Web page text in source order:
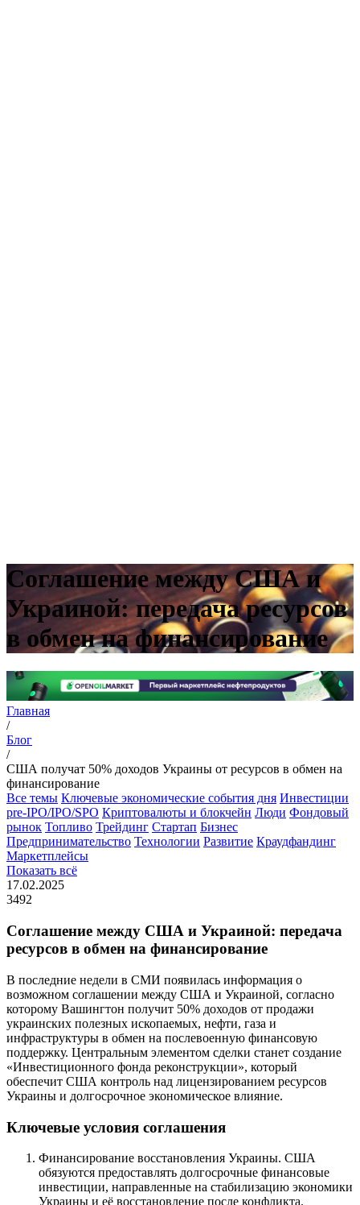
Соглашение между США и
Украиной: передача ресурсов
в обмен на финансирование
Главная
/
Блог
/
США получат 50% доходов Украины от ресурсов в обмен на
финансирование
Все темы Ключевые экономические события дня Инвестиции
pre-IPO/IPO/SPO Криптовалюты и блокчейн Люди Фондовый
рынок Топливо Трейдинг Стартап Бизнес
Предпринимательство Технологии Развитие Краудфандинг
Маркетплейсы
Показать всё
17.02.2025
3492
Соглашение между США и Украиной: передача
ресурсов в обмен на финансирование
В последние недели в СМИ появилась информация о
возможном соглашении между США и Украиной, согласно
которому Вашингтон получит 50% доходов от продажи
украинских полезных ископаемых, нефти, газа и
инфраструктуры в обмен на послевоенную финансовую
поддержку. Центральным элементом сделки станет создание
«Инвестиционного фонда реконструкции», который
обеспечит США контроль над лицензированием ресурсов
Украины и долгосрочное экономическое влияние.
Ключевые условия соглашения
Финансирование восстановления Украины. США
обязуются предоставлять долгосрочные финансовые
инвестиции, направленные на стабилизацию экономики
Украины и её восстановление после конфликта.